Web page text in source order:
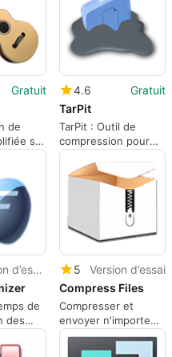
Gratuit
de
sur
4.6
Gratuit
TarPit
TarPit : Outil de
compression pour
Mac
Version d’essai
de
des
5
Version d’essai
Compress Files
Compresser et
envoyer n'importe
quel fichier par e-